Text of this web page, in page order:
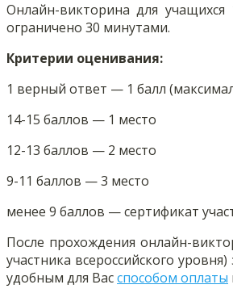
Онлайн-викторина для
ограничено 30 минутами.
Критерии оценивания:
1 верный ответ — 1 балл
14-15 баллов — 1 место
12-13 баллов — 2 место
9-11 баллов — 3 место
менее 9 баллов — сертификат
После прохождения онлайн-
участника всероссийского
удобным для Васспособом оплаты